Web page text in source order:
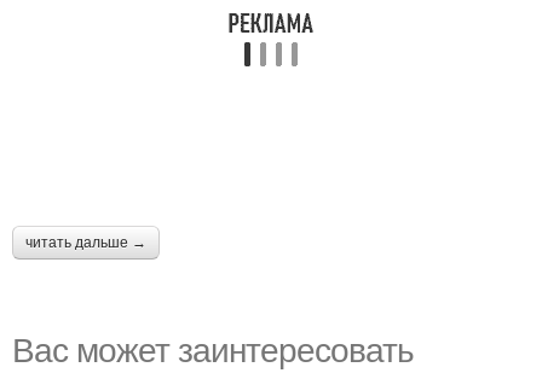
читать дальше →
Вас может заинтересовать